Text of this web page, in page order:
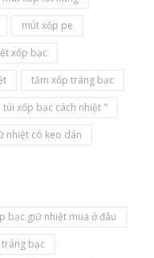
mút xốp pe
xốp bạc
tấm xốp tráng bạc
túi xốp bạc cách nhiệt "
nhiệt có keo dán
bạc giữ nhiệt mua ở đâu
bạc